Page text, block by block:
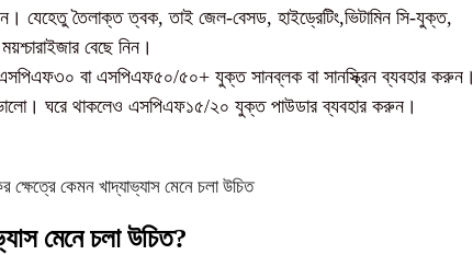
যেহেতু তৈলাক্ত ত্বক, তাই জেল-বেসড, হাইড্রেটিং,ভিটামিন সি-যুক্ত,
বেছে নিন।
বা এসপিএফ৫০/৫০+ যুক্ত সানব্লক বা সানস্ক্রিন ব্যবহার করুন।
ভালো। ঘরে থাকলেও এসপিএফ১৫/২০ যুক্ত পাউডার ব্যবহার করুন।
মেনে চলা উচিত?